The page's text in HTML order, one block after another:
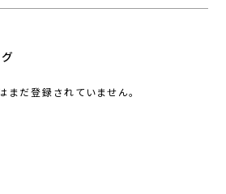
まだ登録されていません。